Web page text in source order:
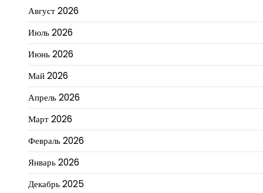
Август 2026
Июль 2026
Июнь 2026
Май 2026
Апрель 2026
Март 2026
Февраль 2026
Январь 2026
Декабрь 2025